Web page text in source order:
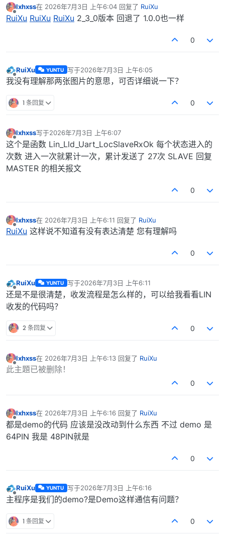
离线
lxhxss在 2026年7月3日 上午6:04 回复了 RuiXu
最后由 编辑
RuiXu RuiXu RuiXu 2_3_0版本 回退了 1.0.0也一样
0
离线
RuiXu YUNTU 写于2026年7月3日 上午6:05
最后由 编辑
我没有理解那两张图片的意思，可否详细说一下？
1 条回复 0
离线
lxhxss写于2026年7月3日 上午6:07
最后由 编辑
这个是函数 Lin_Lld_Uart_LocSlaveRxOk 每个状态进入的
次数 进入一次就累计一次，累计发送了 27次 SLAVE 回复
MASTER 的相关报文
0
离线
lxhxss在 2026年7月3日 上午6:11 回复了 RuiXu
最后由 编辑
RuiXu 这样说不知道有没有表达清楚 您有理解吗
0
离线
RuiXu YUNTU 写于2026年7月3日 上午6:11
最后由 编辑
还是不是很清楚，收发流程是怎么样的，可以给我看看LIN
收发的代码吗？
2 条回复 0
离线
lxhxss在 2026年7月3日 上午6:13 回复了 RuiXu
最后由 编辑
此主題已被删除！
0
离线
lxhxss在 2026年7月3日 上午6:16 回复了 RuiXu
最后由 编辑
都是demo的代码 应该是没改动到什么东西 不过 demo 是
64PIN 我是 48PIN就是
0
离线
RuiXu YUNTU 写于2026年7月3日 上午6:16
最后由 编辑
主程序是我们的demo?是Demo这样通信有问题？
1 条回复 0